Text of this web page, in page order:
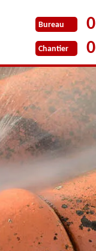
Bureau
Chantier